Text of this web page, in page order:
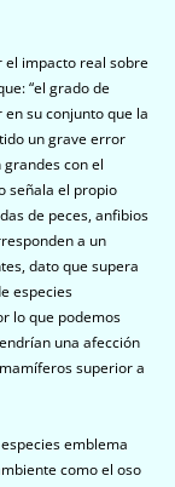
el impacto real sobre
“el grado de
su conjunto que la
un grave error
con el
señala el propio
de peces, anfibios
a un
dato que supera
especies
lo que podemos
una afección
superior a
emblema
como el oso